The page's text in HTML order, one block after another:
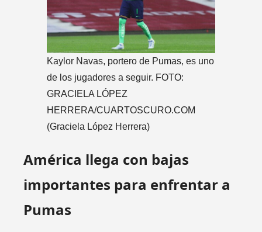
Kaylor Navas, portero de Pumas, es uno
de los jugadores a seguir. FOTO:
GRACIELA LÓPEZ
HERRERA/CUARTOSCURO.COM
(Graciela López Herrera)
América llega con bajas
importantes para enfrentar a
Pumas